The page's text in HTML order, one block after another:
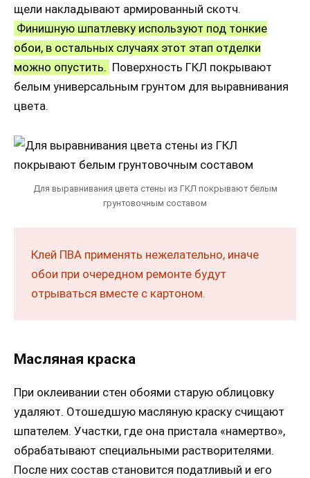
щели накладывают армированный скотч.
Финишную шпатлевку используют под тонкие
обои, в остальных случаях этот этап отделки
можно опустить. Поверхность ГКЛ покрывают
белым универсальным грунтом для выравнивания
цвета.
Для выравнивания цвета стены из ГКЛ покрывают белым
грунтовочным составом
Клей ПВА применять нежелательно, иначе
обои при очередном ремонте будут
отрываться вместе с картоном.
Масляная краска
При оклеивании стен обоями старую облицовку
удаляют. Отошедшую масляную краску счищают
шпателем. Участки, где она пристала «намертво»,
обрабатывают специальными растворителями.
После них состав становится податливый и его